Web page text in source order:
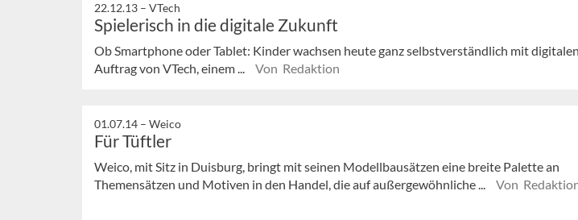
22.12.13 – VTech
Spielerisch in die digitale Zukunft
Ob Smartphone oder Tablet: Kinder wachsen heute ganz selbstverständlich mit
Auftrag von VTech, einem ...
Von Redaktion
01.07.14 – Weico
Für Tüftler
Weico, mit Sitz in Duisburg, bringt mit seinen Modellbausätzen eine breite Palette an
Themensätzen und Motiven in den Handel, die auf außergewöhnliche ...
Von